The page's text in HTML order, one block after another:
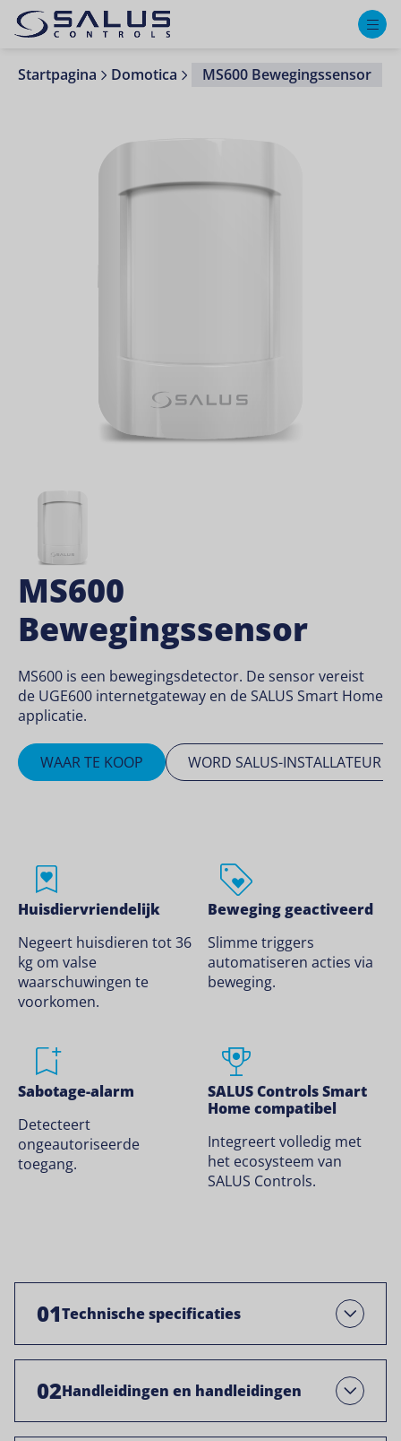
Startpagina Domotica MS600 Bewegingssensor
MS600
Bewegingssensor
MS600 is een bewegingsdetector. De sensor vereist
de UGE600 internetgateway en de SALUS Smart Home
applicatie.
WAAR TE KOOP WORD SALUS-INSTALLATEUR
Huisdiervriendelijk
Negeert huisdieren tot 36
kg om valse
waarschuwingen te
voorkomen.
Beweging geactiveerd
Slimme triggers
automatiseren acties via
beweging.
Sabotage-alarm
Detecteert
ongeautoriseerde
toegang.
SALUS Controls Smart
Home compatibel
Integreert volledig met
het ecosysteem van
SALUS Controls.
01Technische specificaties Open
02Handleidingen en handleidingenOpen